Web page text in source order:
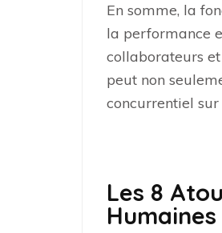
En somme, la
la performance
collaborateurs
peut non
concurrentiel
Les 8